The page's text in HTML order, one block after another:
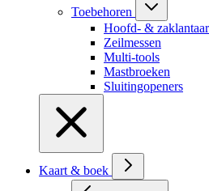
Toebehoren
Hoofd- &
Zeilmessen
Multi-tools
Mastbroeken
Sluitingopeners
Kaart & boek